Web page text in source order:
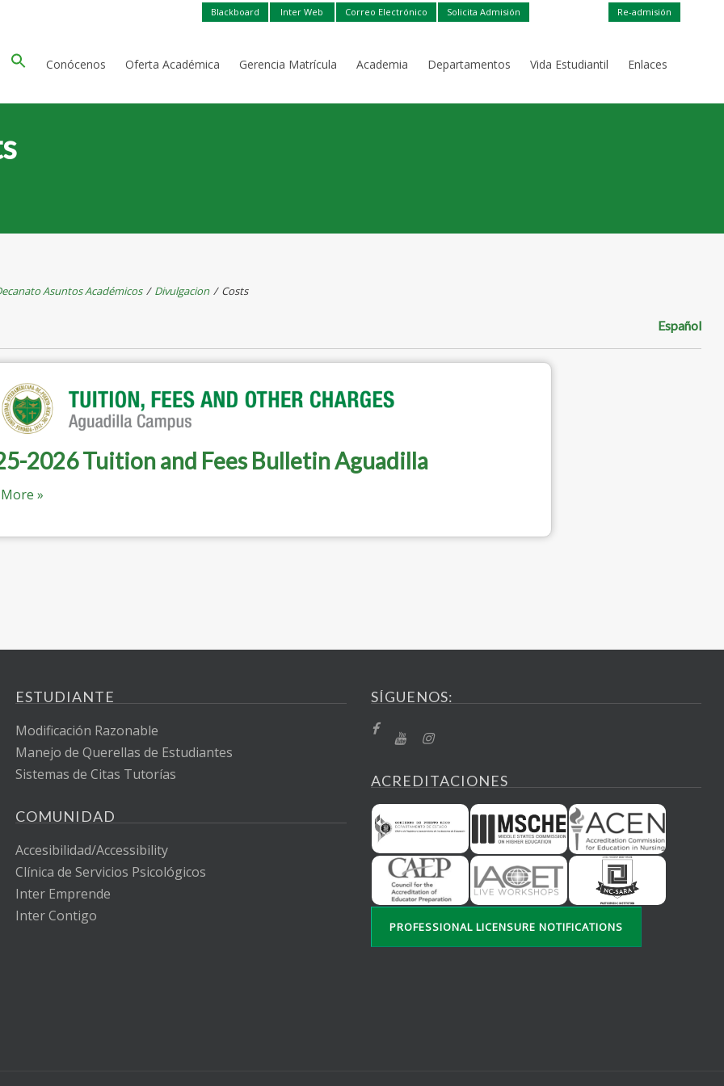
Blackboard Inter Web Correo Electrónico Solicita Admisión Re-admisión
Conócenos Oferta Académica Gerencia Matrícula Academia Departamentos Vida Estudiantil Enlaces
Asuntos Académicos / Divulgacion / Costs
Español
2026 Tuition and Fees Bulletin Aguadilla
»
ESTUDIANTE
Modificación Razonable
Manejo de Querellas de Estudiantes
Sistemas de Citas Tutorías
COMUNIDAD
Accesibilidad/Accessibility
Clínica de Servicios Psicológicos
Inter Emprende
Inter Contigo
SÍGUENOS:
ACREDITACIONES
PROFESSIONAL LICENSURE NOTIFICATIONS